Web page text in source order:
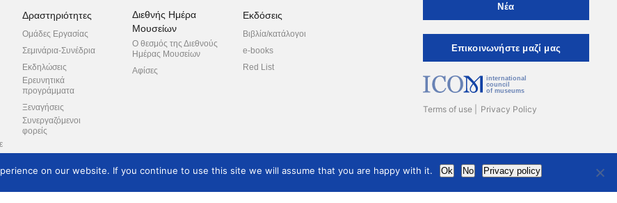
Δραστηριότητες
Ομάδες Εργασίας
Σεμινάρια-Συνέδρια
Εκδηλώσεις
Ερευνητικά
προγράμματα
Ξεναγήσεις
Συνεργαζόμενοι
φορείς
Διεθνής Ημέρα
Μουσείων
Ο θεσμός της Διεθνούς
Ημέρας Μουσείων
Αφίσες
Εκδόσεις
Βιβλία/κατάλογοι
e-books
Red List
Θέματα Μελών Κατάλογος Μελών Επικοινωνία
Νέα
Eπικοινωνήστε μαζί μας
international
council
of museums
Terms of use Privacy Policy
on our website. If you continue to use this site we will assume that you are happy with it. Ok No Privacy policy